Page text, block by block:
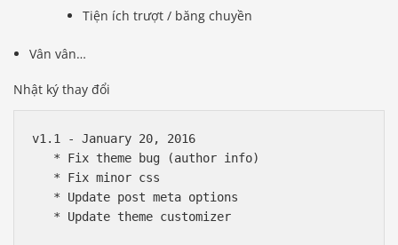
Tiện ích trượt / băng chuyền
Vân vân…
Nhật ký thay đổi
v1.1 - January 20, 2016
   * Fix theme bug (author info)
   * Fix minor css
   * Update post meta options
   * Update theme customizer